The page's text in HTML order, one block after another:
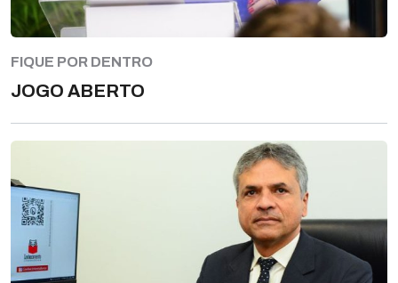
FIQUE POR DENTRO
JOGO ABERTO